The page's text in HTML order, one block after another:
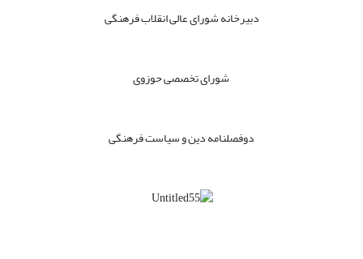
دبیرخانه شورای عالی انقلاب فرهنگی
شورای تخصصی حوزوی
دوفصلنامه دین و سیاست فرهنگی